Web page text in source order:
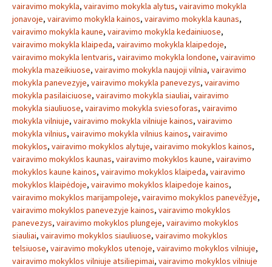
vairavimo mokykla, vairavimo mokykla alytus, vairavimo mokykla
jonavoje, vairavimo mokykla kainos, vairavimo mokykla kaunas,
vairavimo mokykla kaune, vairavimo mokykla kedainiuose,
vairavimo mokykla klaipeda, vairavimo mokykla klaipedoje,
vairavimo mokykla lentvaris, vairavimo mokykla londone, vairavimo
mokykla mazeikiuose, vairavimo mokykla naujoji vilnia, vairavimo
mokykla panevezyje, vairavimo mokykla panevezys, vairavimo
mokykla pasilaiciuose, vairavimo mokykla siauliai, vairavimo
mokykla siauliuose, vairavimo mokykla sviesoforas, vairavimo
mokykla vilniuje, vairavimo mokykla vilniuje kainos, vairavimo
mokykla vilnius, vairavimo mokykla vilnius kainos, vairavimo
mokyklos, vairavimo mokyklos alytuje, vairavimo mokyklos kainos,
vairavimo mokyklos kaunas, vairavimo mokyklos kaune, vairavimo
mokyklos kaune kainos, vairavimo mokyklos klaipeda, vairavimo
mokyklos klaipėdoje, vairavimo mokyklos klaipedoje kainos,
vairavimo mokyklos marijampoleje, vairavimo mokyklos panevėžyje,
vairavimo mokyklos panevezyje kainos, vairavimo mokyklos
panevezys, vairavimo mokyklos plungeje, vairavimo mokyklos
siauliai, vairavimo mokyklos siauliuose, vairavimo mokyklos
telsiuose, vairavimo mokyklos utenoje, vairavimo mokyklos vilniuje,
vairavimo mokyklos vilniuje atsiliepimai, vairavimo mokyklos vilniuje